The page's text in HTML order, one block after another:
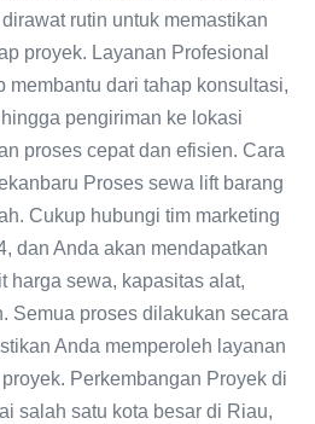
rutin untuk memastikan
proyek. Layanan Profesional
membantu dari tahap konsultasi,
pengiriman ke lokasi
proses cepat dan efisien. Cara
Proses sewa lift barang
Cukup hubungi tim marketing
dan Anda akan mendapatkan
harga sewa, kapasitas alat,
Semua proses dilakukan secara
Anda memperoleh layanan
Perkembangan Proyek di
salah satu kota besar di Riau,